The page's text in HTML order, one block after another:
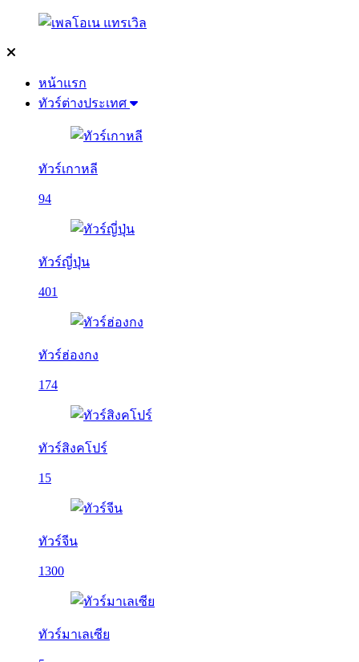
หน้าแรก
ทัวร์ต่างประเทศ
ทัวร์เกาหลี
94
ทัวร์ญี่ปุ่น
401
ทัวร์ฮ่องกง
174
ทัวร์สิงคโปร์
15
ทัวร์จีน
1300
ทัวร์มาเลเซีย